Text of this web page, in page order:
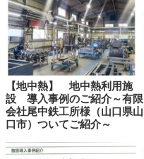
【地中熱】 地中熱利用施
設 導入事例のご紹介～有限
会社尾中鉄工所様（山口県山
口市）ついてご紹介～